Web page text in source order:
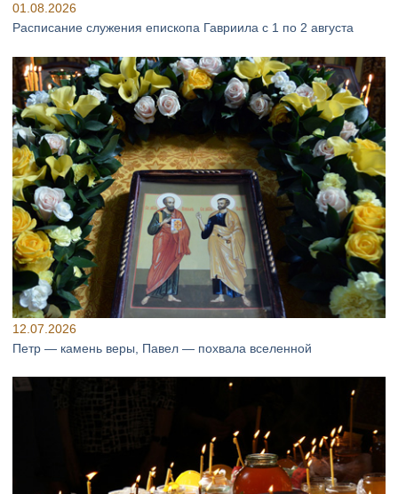
01.08.2026
Расписание служения епископа Гавриила с 1 по 2 августа
12.07.2026
Петр — камень веры, Павел — похвала вселенной